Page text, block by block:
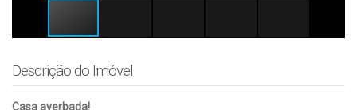
Descrição do Imóvel
Casa averbada!